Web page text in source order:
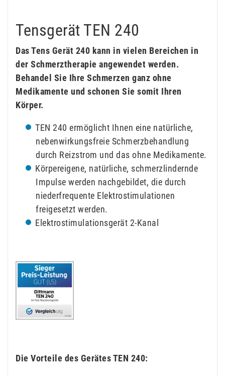
Tensgerät TEN 240
Das Tens Gerät 240 kann in vielen Bereichen in
der Schmerztherapie angewendet werden.
Behandel Sie Ihre Schmerzen ganz ohne
Medikamente und schonen Sie somit Ihren
Körper.
TEN 240 ermöglicht Ihnen eine natürliche,
nebenwirkungsfreie Schmerzbehandlung
durch Reizstrom und das ohne Medikamente.
Körpereigene, natürliche, schmerzlindernde
Impulse werden nachgebildet, die durch
niederfrequente Elektrostimulationen
freigesetzt werden.
Elektrostimulationsgerät 2-Kanal
Die Vorteile des Gerätes TEN 240: